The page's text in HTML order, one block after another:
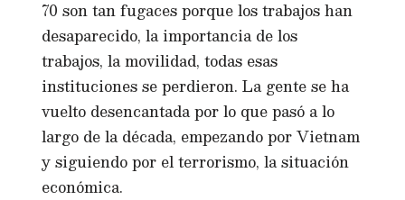
70 son tan fugaces porque los trabajos han
desaparecido, la importancia de los
trabajos, la movilidad, todas esas
instituciones se perdieron. La gente se ha
vuelto desencantada por lo que pasó a lo
largo de la década, empezando por Vietnam
y siguiendo por el terrorismo, la situación
económica.